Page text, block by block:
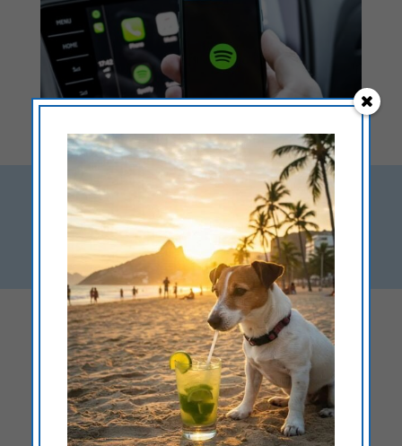
Manieren om Spotify in
de auto af te spelen:
Via het mediasysteem
Veel mediasystemen voor auto’s hebben een
geïntegreerde Spotify-app. Er is voor elke auto
een geavanceerd mediasysteem dat perfect past
bij jouw auto en jouw voorkeuren. We bieden een